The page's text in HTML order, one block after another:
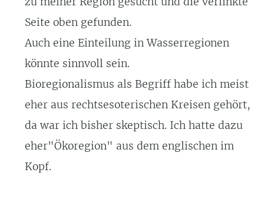
Seite oben gefunden.
Auch eine Einteilung in Wasserregionen
könnte sinnvoll sein.
Bioregionalismus als Begriff habe ich meist
eher aus rechtsesoterischen Kreisen gehört,
da war ich bisher skeptisch. Ich hatte dazu
eher"Ökoregion" aus dem englischen im
Kopf.